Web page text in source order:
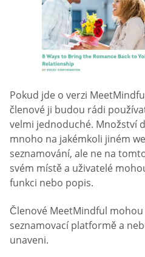
Pokud jde o verzi
členové ji budou rádi
velmi jednoduché. Množství
mnoho na jakémkoli jiném
seznamování, ale ne na
svém místě a uživatelé
funkci nebo popis.
Členové MeetMindful
seznamovací platformě a
unaveni.